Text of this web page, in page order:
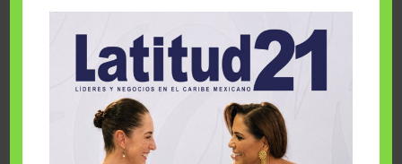
Cuando la solidaridad inspira; cumplen
sueños Fairmont Mayakoba y Make-A-Wish